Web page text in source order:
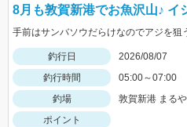
8月も敦賀新港でお魚沢山♪ イ
手前はサンバソウだらけなのでアジを狙
釣行日
2026/08/07
釣行時間
05:00～07:00
釣場
敦賀新港 まる
ポイント